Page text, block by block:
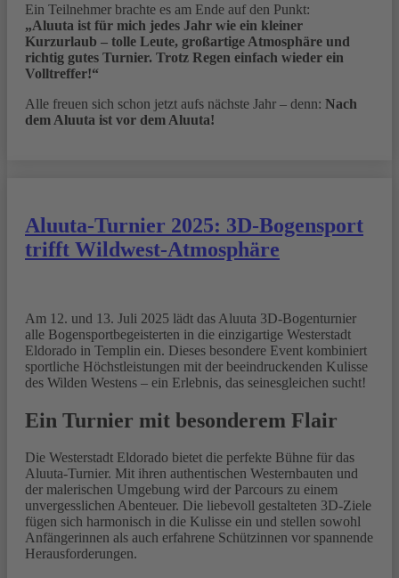
Ein Teilnehmer brachte es am Ende auf den Punkt:
„Aluuta ist für mich jedes Jahr wie ein kleiner
Kurzurlaub – tolle Leute, großartige Atmosphäre und
richtig gutes Turnier. Trotz Regen einfach wieder ein
Volltreffer!“
Alle freuen sich schon jetzt aufs nächste Jahr – denn: Nach
dem Aluuta ist vor dem Aluuta!
Aluuta-Turnier 2025: 3D-Bogensport
trifft Wildwest-Atmosphäre
Am 12. und 13. Juli 2025 lädt das Aluuta 3D-Bogenturnier
alle Bogensportbegeisterten in die einzigartige Westerstadt
Eldorado in Templin ein. Dieses besondere Event kombiniert
sportliche Höchstleistungen mit der beeindruckenden Kulisse
des Wilden Westens – ein Erlebnis, das seinesgleichen sucht!
Ein Turnier mit besonderem Flair
Die Westerstadt Eldorado bietet die perfekte Bühne für das
Aluuta-Turnier. Mit ihren authentischen Westernbauten und
der malerischen Umgebung wird der Parcours zu einem
unvergesslichen Abenteuer. Die liebevoll gestalteten 3D-Ziele
fügen sich harmonisch in die Kulisse ein und stellen sowohl
Anfängerinnen als auch erfahrene Schützinnen vor spannende
Herausforderungen.